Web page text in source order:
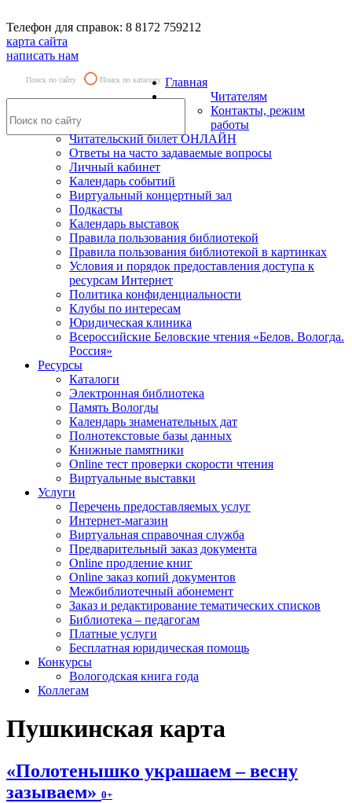
Телефон для справок: 8 8172 759212
карта сайта
написать нам
Поиск по сайту Поиск по каталогу Главная
Читателям
Контакты, режим
работы
Читательский билет ОНЛАЙН
Ответы на часто задаваемые вопросы
Личный кабинет
Календарь событий
Виртуальный концертный зал
Подкасты
Календарь выставок
Правила пользования библиотекой
Правила пользования библиотекой в картинках
Условия и порядок предоставления доступа к
ресурсам Интернет
Политика конфиденциальности
Клубы по интересам
Юридическая клиника
Всероссийские Беловские чтения «Белов. Вологда.
Россия»
Ресурсы
Каталоги
Электронная библиотека
Память Вологды
Календарь знаменательных дат
Полнотекстовые базы данных
Книжные памятники
Online тест проверки скорости чтения
Виртуальные выставки
Услуги
Перечень предоставляемых услуг
Интернет-магазин
Виртуальная справочная служба
Предварительный заказ документа
Online продление книг
Online заказ копий документов
Межбиблиотечный абонемент
Заказ и редактирование тематических списков
Библиотека – педагогам
Платные услуги
Бесплатная юридическая помощь
Конкурсы
Вологодская книга года
Коллегам
Пушкинская карта
«Полотенышко украшаем – весну
зазываем» 0+